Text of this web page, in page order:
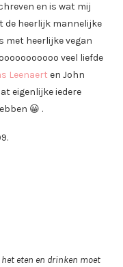
en is wat mij
de heerlijk mannelijke
met heerlijke vegan
veel liefde
Leenaert en John
eigenlijke iedere
😀 .
eten en drinken moet